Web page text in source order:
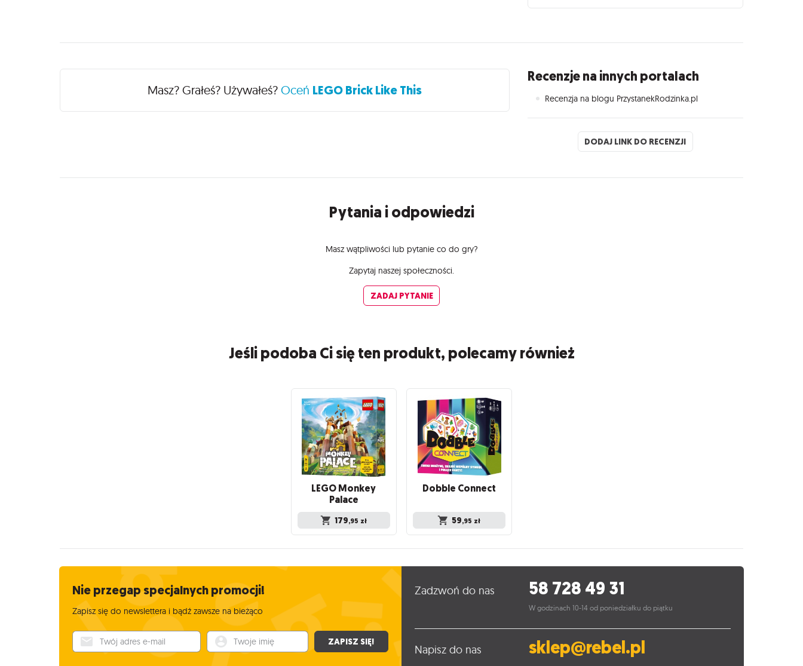
Recenzje
Masz? Grałeś? Używałeś? Oceń LEGO Brick Like This
Recenzje na innych portalach
Recenzja na blogu PrzystanekRodzinka.pl
DODAJ LINK DO RECENZJI
Pytania i odpowiedzi
Masz wątpliwości lub pytanie co do gry?
Zapytaj naszej społeczności.
ZADAJ PYTANIE
Jeśli podoba Ci się ten produkt, polecamy również
LEGO Monkey
Palace
179,95 zł
Dobble Connect
59,95 zł
Nie przegap specjalnych promocji!
Zapisz się do newslettera i bądź zawsze na bieżąco
Twój adres e-mail Twoje imię ZAPISZ SIĘ!
Zadzwoń do nas 58 728 49 31
W godzinach 10-14 od poniedziałku do piątku
Napisz do nas sklep@rebel.pl